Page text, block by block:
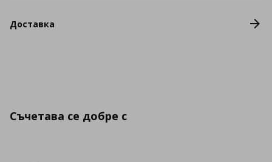
Доставка
Съчетава се добре с